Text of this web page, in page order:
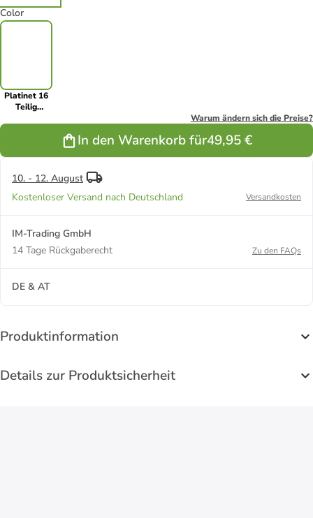
Color
Platinet 16
Teilig
Camping in
Grau
Warum ändern sich die Preise?
In den Warenkorb für49,95 €
10. - 12. August
Kostenloser Versand nach Deutschland
Versandkosten
IM-Trading GmbH
14 Tage Rückgaberecht
Zu den FAQs
DE & AT
Produktinformation
Details zur Produktsicherheit